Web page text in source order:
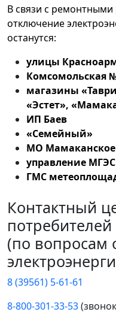
В связи с
отключение
останутся:
улицы
Комсомольская №
магазины
«Эстет»,
ИП Баев
«Семейный»
МО Мамаканское
управление МГЭС
ГМС
Контактный
(по вопросам
8 (39561) 5-61-61
8-800-301-33-53